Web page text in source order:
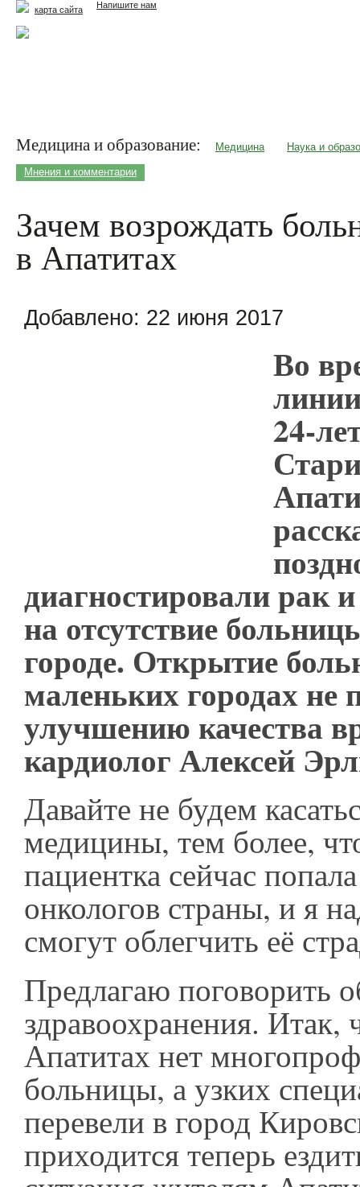
Напишите нам
карта сайта
Медицина и образование: Медицина Наука и
Мнения и комментарии
Зачем возрождать
в Апатитах
Добавлено: 22 июня 2017
Во
24-
диагностировали рак
на отсутствие
городе. Открытие
маленьких городах не
улучшению качества
кардиолог Алексей
Давайте не будем
медицины, тем более,
пациентка сейчас
онкологов страны, и я
смогут облегчить её
Предлагаю поговорить
здравоохранения. Итак,
Апатитах нет
больницы, а узких
перевели в город
приходится теперь